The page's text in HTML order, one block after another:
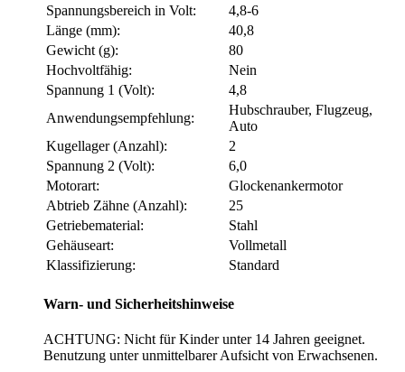
Spannungsbereich in Volt:
4,8-6
Länge (mm):
40,8
Gewicht (g):
80
Hochvoltfähig:
Nein
Spannung 1 (Volt):
4,8
Anwendungsempfehlung:
Hubschrauber, Flugzeug,
Auto
Kugellager (Anzahl):
2
Spannung 2 (Volt):
6,0
Motorart:
Glockenankermotor
Abtrieb Zähne (Anzahl):
25
Getriebematerial:
Stahl
Gehäuseart:
Vollmetall
Klassifizierung:
Standard
Warn- und Sicherheitshinweise
ACHTUNG: Nicht für Kinder unter 14 Jahren geeignet.
Benutzung unter unmittelbarer Aufsicht von Erwachsenen.